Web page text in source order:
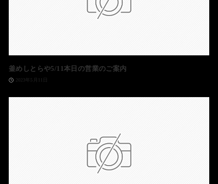
釜めしとらや5/11本日の営業のご案内
2023年5月11日